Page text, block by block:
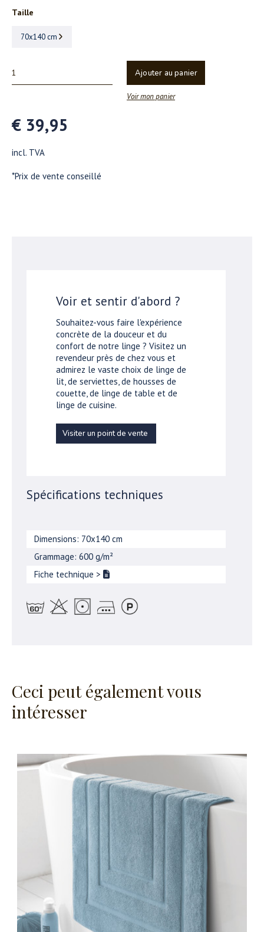
Taille
70x140 cm
Ajouter au panier
Voir mon panier
€ 39,95
incl. TVA
*Prix de vente conseillé
Voir et sentir d'abord ?
Souhaitez-vous faire l'expérience
concrète de la douceur et du
confort de notre linge ? Visitez un
revendeur près de chez vous et
admirez le vaste choix de linge de
lit, de serviettes, de housses de
couette, de linge de table et de
linge de cuisine.
Visiter un point de vente
Spécifications techniques
Dimensions: 70x140 cm
Grammage: 600 g/m²
Fiche technique >
Ceci peut également vous
intéresser